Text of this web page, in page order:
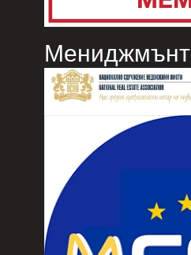
Мениджмънт